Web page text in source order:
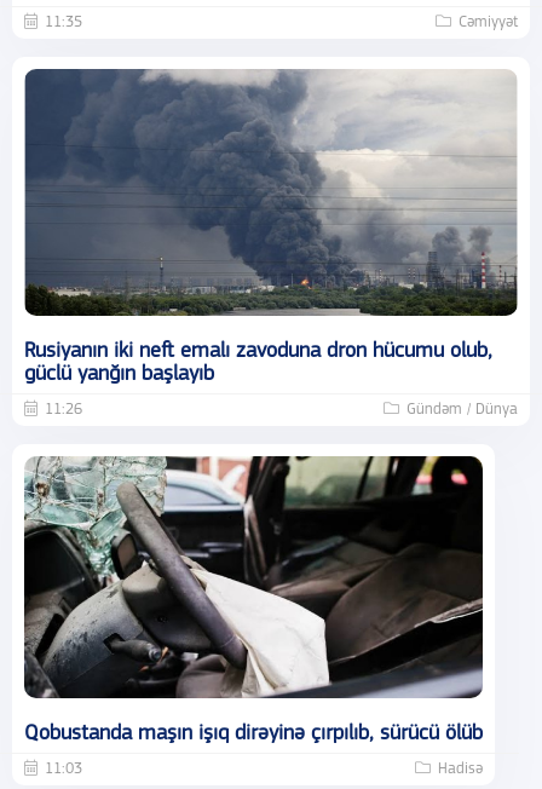
11:35 Cəmiyyət
Rusiyanın iki neft emalı zavoduna dron hücumu olub,
güclü yanğın başlayıb
11:26 Gündəm / Dünya
Qobustanda maşın işıq dirəyinə çırpılıb, sürücü ölüb
11:03 Hadisə